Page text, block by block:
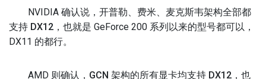
NVIDIA 确认说， 开普勒、费米、麦克斯韦架构全部都
支持 DX12 ，也就是 GeForce 200 系列以来的型号都可以，
DX11 的都行。
AMD 则确认， GCN 架构的所有显卡均支持 DX12 ，也